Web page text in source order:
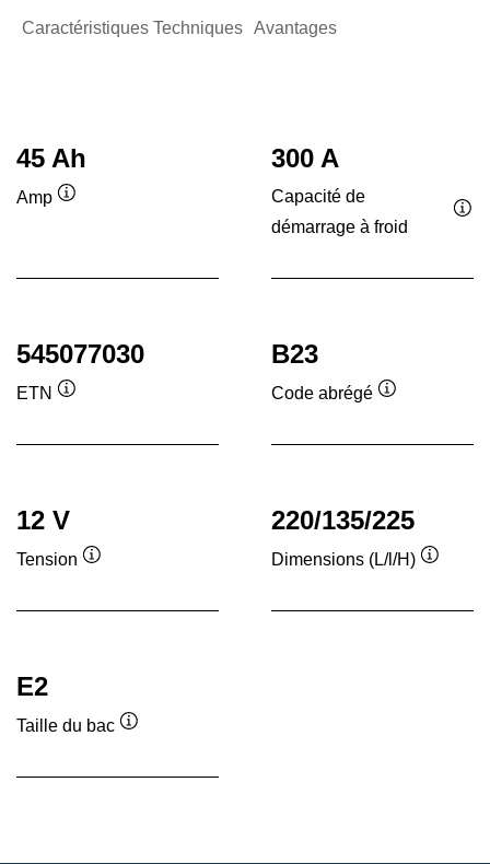
Caractéristiques Techniques Avantages
45 Ah
Amp
300 A
Capacité de
démarrage à froid
545077030
ETN
B23
Code abrégé
12 V
Tension
220/135/225
Dimensions (L/l/H)
E2
Taille du bac